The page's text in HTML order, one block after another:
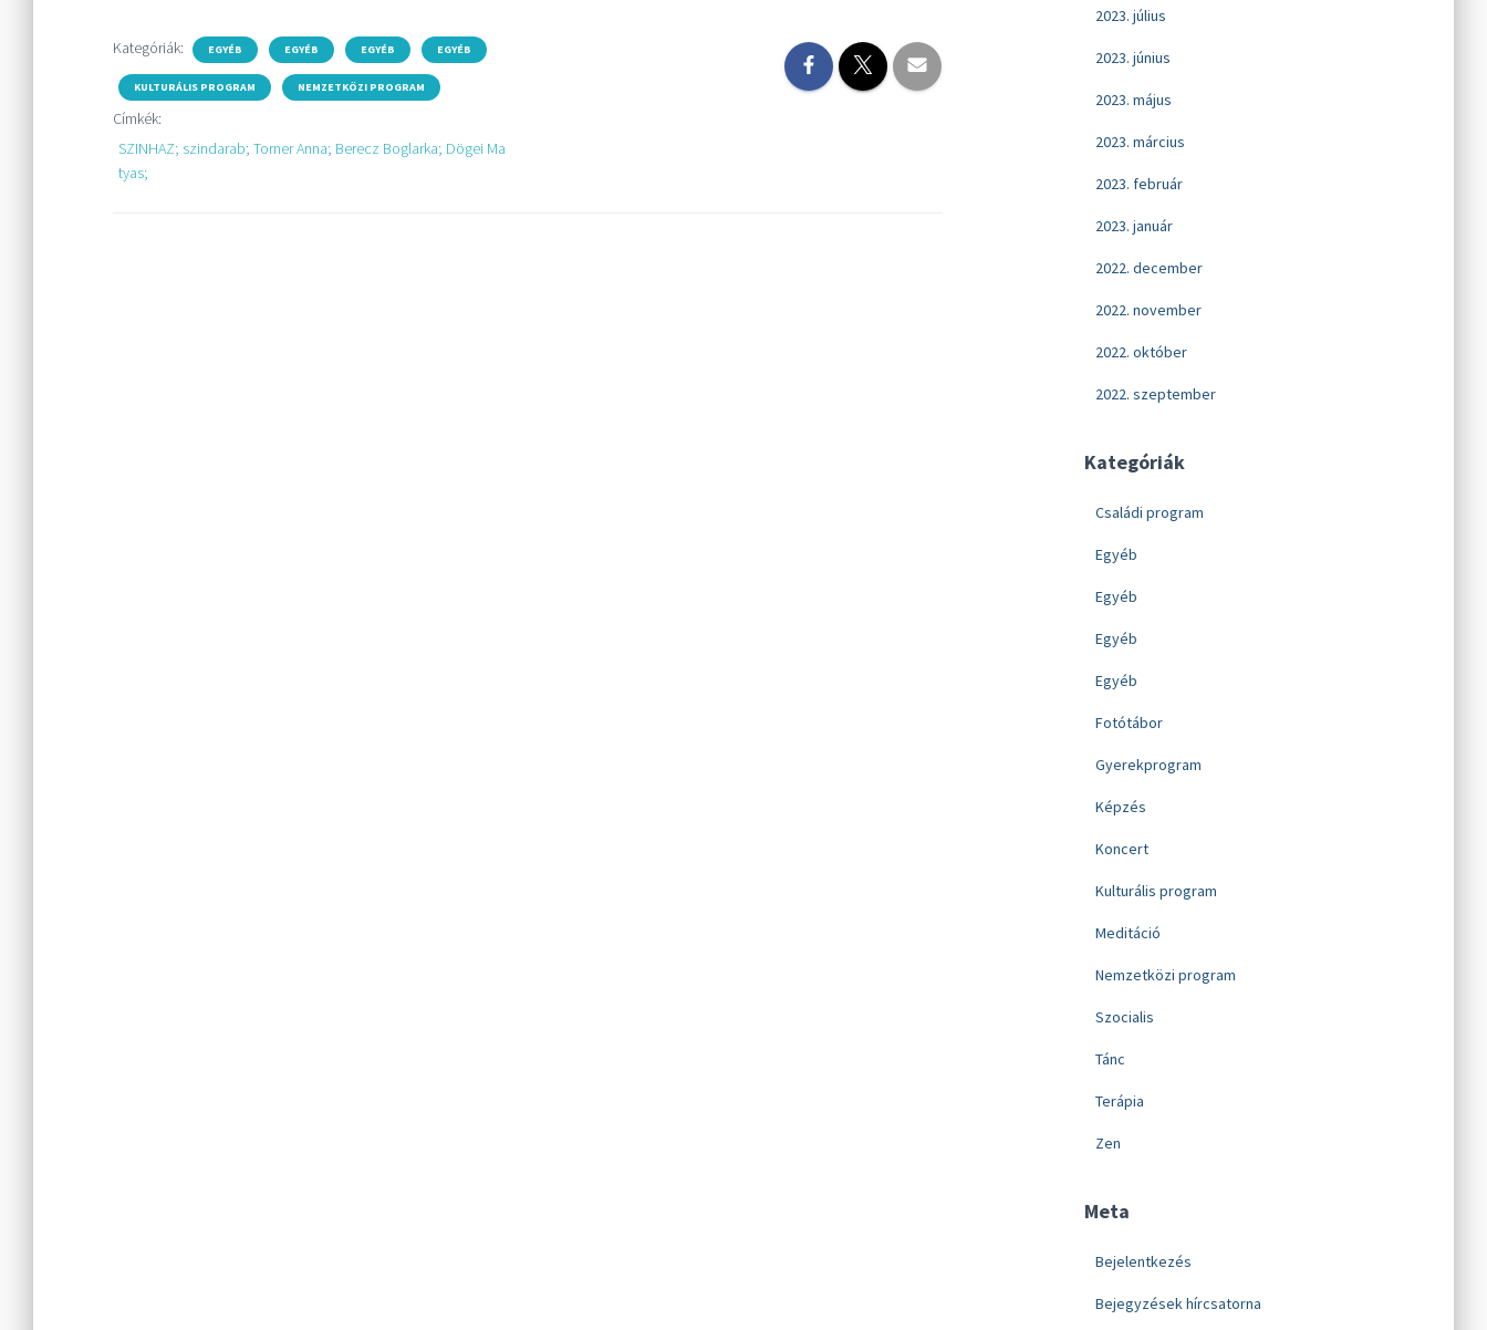
Kategóriák: EGYÉB EGYÉB EGYÉB EGYÉB
KULTURÁLIS PROGRAM NEMZETKÖZI PROGRAM
Címkék:
SZINHAZ; szindarab; Torner Anna; Berecz Boglarka; Dögei Ma
tyas;
2023. július
2023. június
2023. május
2023. március
2023. február
2023. január
2022. december
2022. november
2022. október
2022. szeptember
Kategóriák
Családi program
Egyéb
Egyéb
Egyéb
Egyéb
Fotótábor
Gyerekprogram
Képzés
Koncert
Kulturális program
Meditáció
Nemzetközi program
Szocialis
Tánc
Terápia
Zen
Meta
Bejelentkezés
Bejegyzések hírcsatorna